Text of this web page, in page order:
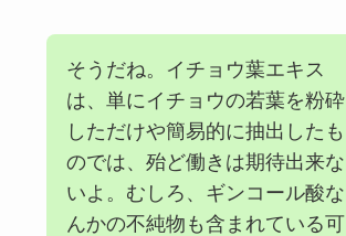
そうだね。イチョウ葉エキス
は、単にイチョウの若葉を粉砕
しただけや簡易的に抽出したも
のでは、殆ど働きは期待出来な
いよ。むしろ、ギンコール酸な
んかの不純物も含まれている可